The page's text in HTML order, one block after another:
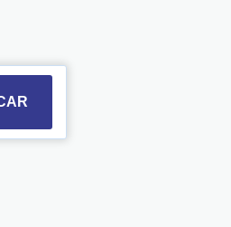
a date. Press the
and select a date.